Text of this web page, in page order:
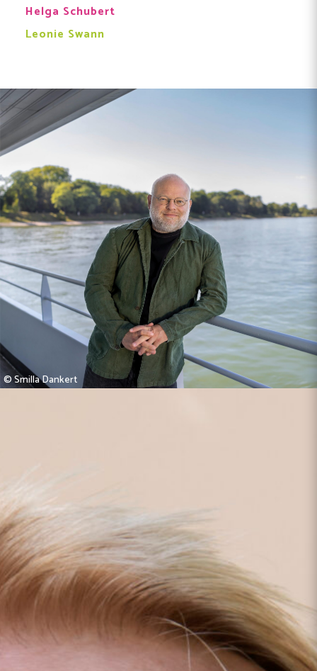
Helga Schubert
Leonie Swann
© Smilla Dankert